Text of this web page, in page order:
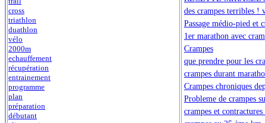
cross
triathlon
duathlon
vélo
2000m
echauffement
récupération
entrainement
programme
plan
préparation
débutant
des crampes terribles !
Passage médio-pied et
1er marathon avec
Crampes
que prendre pour les
crampes durant
Crampes chroniques
Probleme de crampes
crampes et